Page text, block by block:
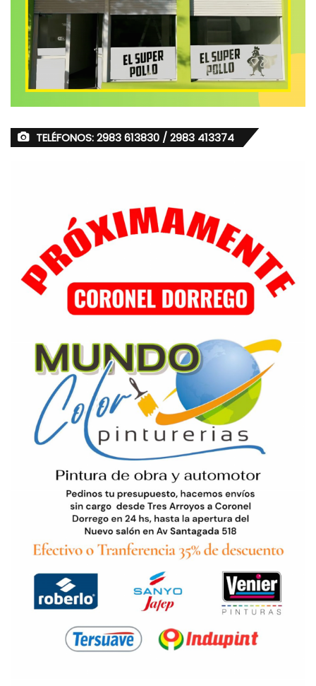
TELÉFONOS: 2983 613830 / 2983 413374